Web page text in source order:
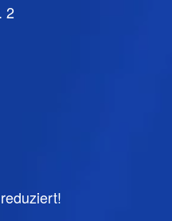
2